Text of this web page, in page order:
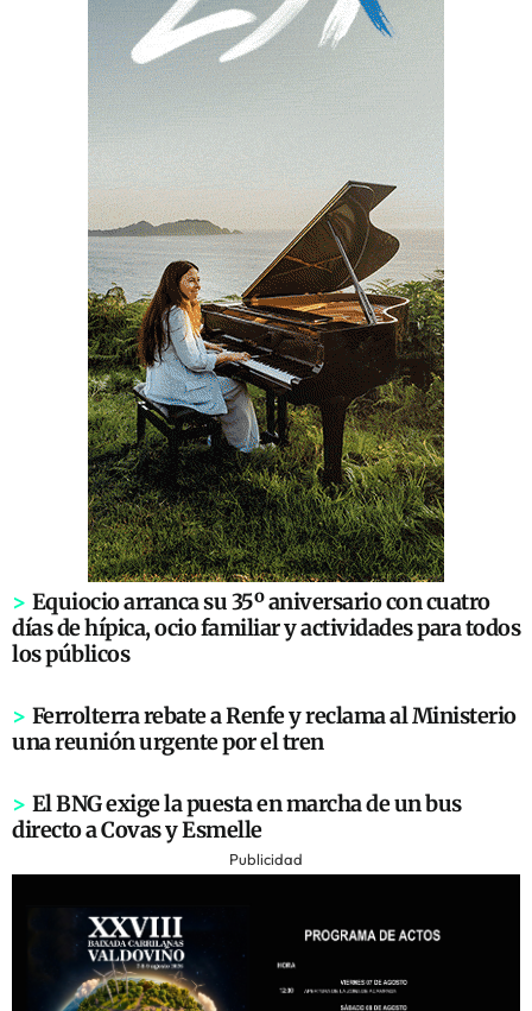
> Equiocio arranca su 35º aniversario con cuatro
días de hípica, ocio familiar y actividades para todos
los públicos
> Ferrolterra rebate a Renfe y reclama al Ministerio
una reunión urgente por el tren
> El BNG exige la puesta en marcha de un bus
directo a Covas y Esmelle
Publicidad